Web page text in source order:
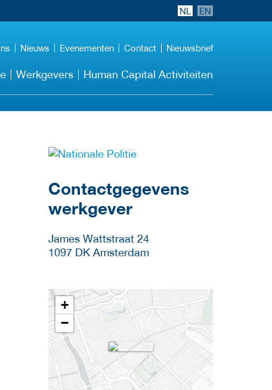
NL EN
Nieuws Evenementen Contact Nieuwsbrief
Werkgevers Human Capital Activiteiten
Meer werkgever
Contactgegevens
werkgever
James Wattstraat 24
1097 DK Amsterdam
+
−